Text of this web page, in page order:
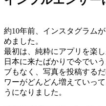
約10年前、インスタグラム
めました。
最初は、純粋にアプリを楽し
日本に来たばかりで今でい
ブもなく、写真を投稿する
ワーがどんどん増えていっ
うになりました。